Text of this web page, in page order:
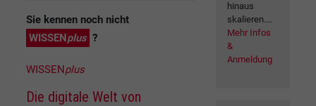
Sie kennen noch nicht
WISSENplus ?
WISSENplus
Die digitale Welt von
hinaus
skalieren....
Mehr Infos
&
Anmeldung